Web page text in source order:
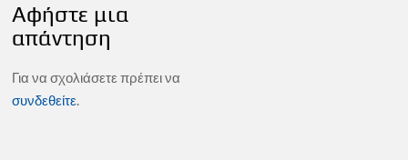
Αφήστε μια
απάντηση
Για να σχολιάσετε πρέπει να
συνδεθείτε.